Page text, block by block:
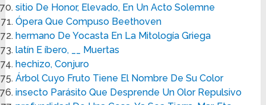
sitio De Honor, Elevado, En Un Acto Solemne
Ópera Que Compuso Beethoven
hermano De Yocasta En La Mitología Griega
latín E íbero, __ Muertas
hechizo, Conjuro
Árbol Cuyo Fruto Tiene El Nombre De Su Color
insecto Parásito Que Desprende Un Olor Repulsivo